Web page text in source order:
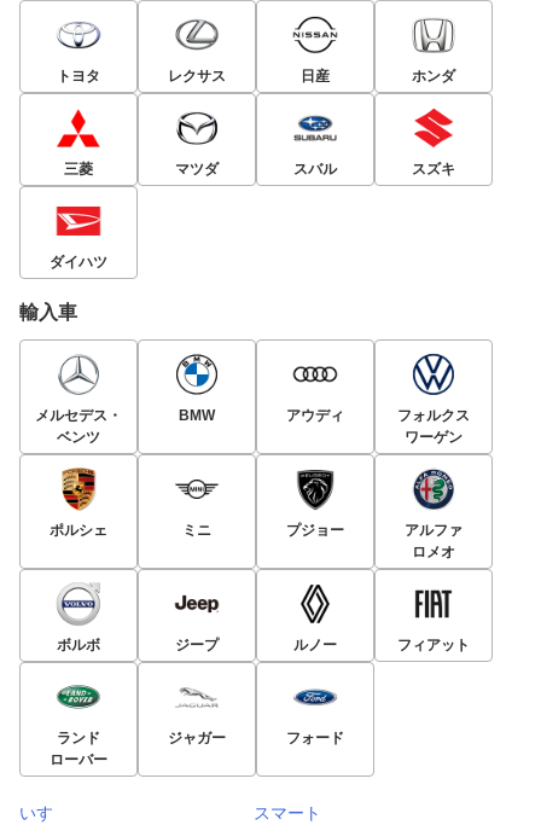
トヨタ レクサス 日産 ホンダ
三菱 マツダ スバル スズキ
ダイハツ
輸入車
メルセデス・
ベンツ
BMW アウディ
フォルクス
ワーゲン
ポルシェ ミニ プジョー
アルファ
ロメオ
ボルボ ジープ ルノー フィアット
ランド
ローバー
ジャガー フォード
いすゞ スマート